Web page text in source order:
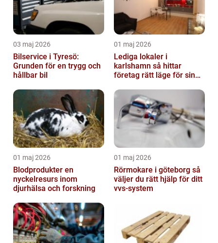
03 maj 2026
Bilservice i Tyresö:
Grunden för en trygg och
hållbar bil
01 maj 2026
Lediga lokaler i
karlshamn så hittar
företag rätt läge för sin
01 maj 2026
Blodprodukter en
nyckelresurs inom
djurhälsa och forskning
01 maj 2026
Rörmokare i göteborg så
väljer du rätt hjälp för ditt
vvs-system